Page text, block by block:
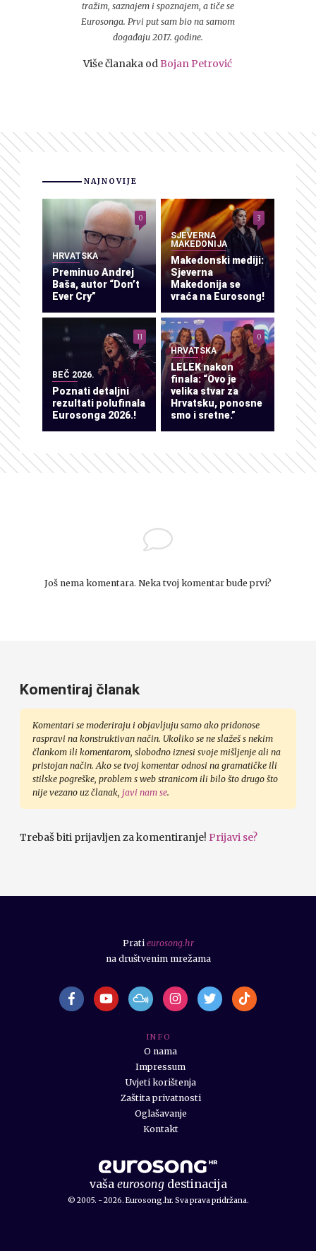
tražim, saznajem i spoznajem, a tiče se
Eurosonga. Prvi put sam bio na samom
događaju 2017. godine.
Više članaka odBojan Petrović
NAJNOVIJE
HRVATSKA
Preminuo Andrej
Baša, autor “Don’t
Ever Cry”
0
SJEVERNA
MAKEDONIJA
Makedonski mediji:
Sjeverna
Makedonija se
vraća na Eurosong!
3
BEČ 2026.
Poznati detaljni
rezultati polufinala
Eurosonga 2026.!
11
HRVATSKA
LELEK nakon
finala: “Ovo je
velika stvar za
Hrvatsku, ponosne
smo i sretne.”
0
Još nema komentara. Neka tvoj komentar bude prvi?
Komentiraj članak
Komentari se moderiraju i objavljuju samo ako pridonose
raspravi na konstruktivan način. Ukoliko se ne slažeš s nekim
člankom ili komentarom, slobodno iznesi svoje mišljenje ali na
pristojan način. Ako se tvoj komentar odnosi na gramatičke ili
stilske pogreške, problem s web stranicom ili bilo što drugo što
nije vezano uz članak, javi nam se.
Trebaš biti prijavljen za komentiranje! Prijavi se?
vaša eurosongdestinacija
© 2005. - 2026. Eurosong.hr. Sva prava pridržana.
I N F O
O nama
Impressum
Uvjeti korištenja
Zaštita privatnosti
Oglašavanje
Kontakt
Prati eurosong.hr
na društvenim mrežama